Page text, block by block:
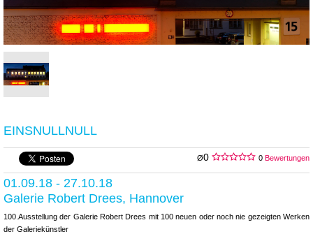
EINSNULLNULL
Ø0 0 Bewertungen
01.09.18 - 27.10.18
Galerie Robert Drees, Hannover
100.Ausstellung der Galerie Robert Drees mit 100 neuen oder noch nie gezeigten Werken
der Galeriekünstler